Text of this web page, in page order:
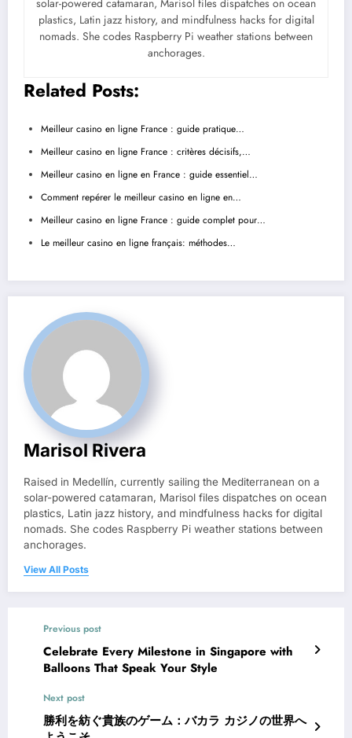
solar-powered catamaran, Marisol files dispatches on ocean
plastics, Latin jazz history, and mindfulness hacks for digital
nomads. She codes Raspberry Pi weather stations between
anchorages.
Related Posts:
Meilleur casino en ligne France : guide pratique…
Meilleur casino en ligne France : critères décisifs,…
Meilleur casino en ligne en France : guide essentiel…
Comment repérer le meilleur casino en ligne en…
Meilleur casino en ligne France : guide complet pour…
Le meilleur casino en ligne français: méthodes…
Marisol Rivera
Raised in Medellín, currently sailing the Mediterranean on a
solar-powered catamaran, Marisol files dispatches on ocean
plastics, Latin jazz history, and mindfulness hacks for digital
nomads. She codes Raspberry Pi weather stations between
anchorages.
View All Posts
Previous post
Celebrate Every Milestone in Singapore with
Balloons That Speak Your Style
Next post
勝利を紡ぐ貴族のゲーム：バカラ カジノの世界へ